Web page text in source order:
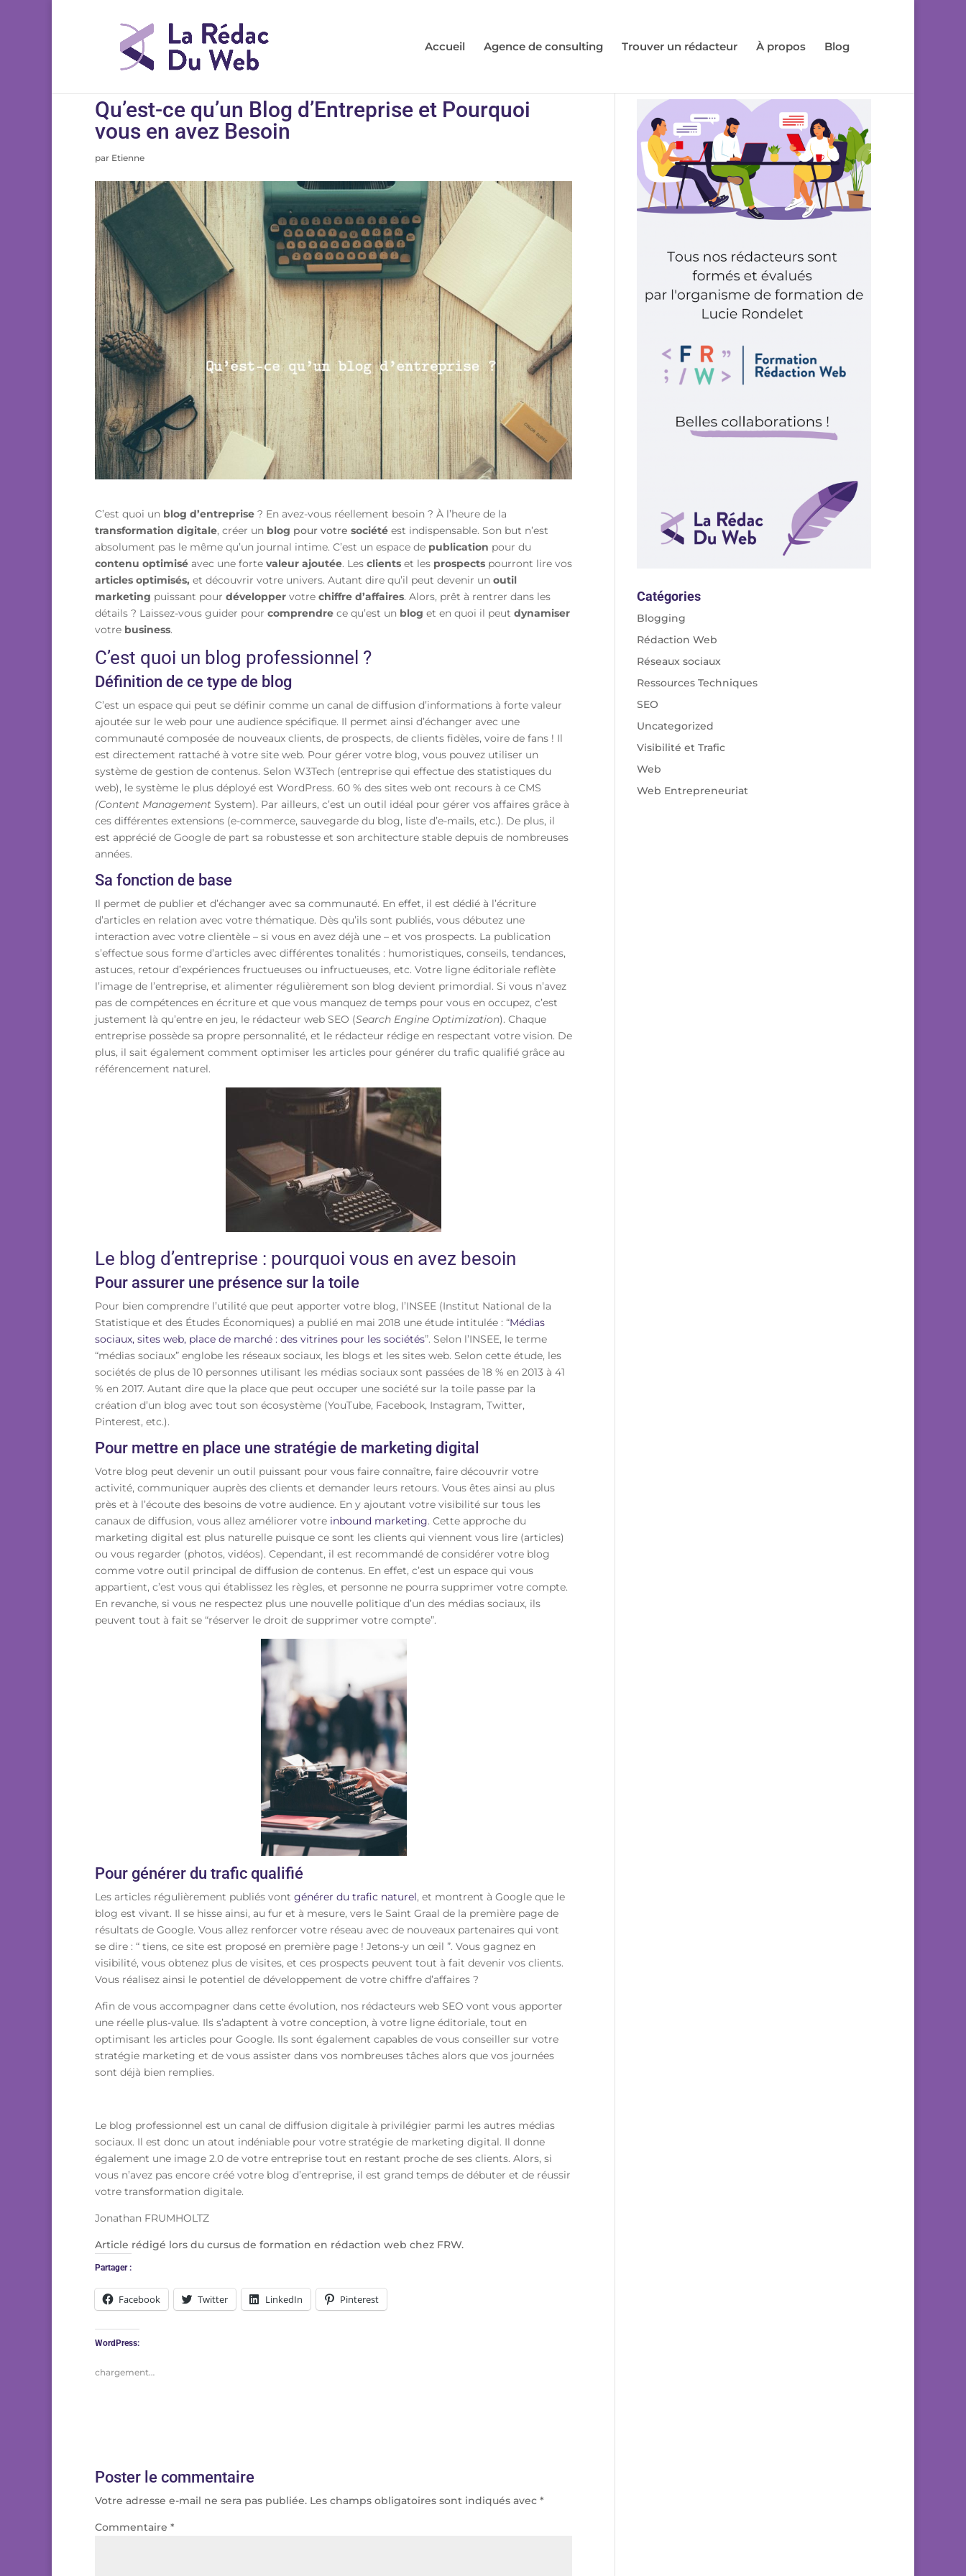
Accueil Agence de consulting Trouver un rédacteur À propos Blog
Qu’est-ce qu’un Blog d’Entreprise et Pourquoi
vous en avez Besoin
par Etienne
C’est quoi un blog d’entreprise ? En avez-vous réellement besoin ? À l’heure de la
transformation digitale, créer un blog pour votre société est indispensable. Son but n’est
absolument pas le même qu’un journal intime. C’est un espace de publication pour du
contenu optimisé avec une forte valeur ajoutée. Les clients et les prospects pourront lire vos
articles optimisés, et découvrir votre univers. Autant dire qu’il peut devenir un outil
marketing puissant pour développer votre chiffre d’affaires. Alors, prêt à rentrer dans les
détails ? Laissez-vous guider pour comprendre ce qu’est un blog et en quoi il peut dynamiser
votre business.
C’est quoi un blog professionnel ?
Définition de ce type de blog
C’est un espace qui peut se définir comme un canal de diffusion d’informations à forte valeur
ajoutée sur le web pour une audience spécifique. Il permet ainsi d’échanger avec une
communauté composée de nouveaux clients, de prospects, de clients fidèles, voire de fans ! Il
est directement rattaché à votre site web. Pour gérer votre blog, vous pouvez utiliser un
système de gestion de contenus. Selon W3Tech (entreprise qui effectue des statistiques du
web), le système le plus déployé est WordPress. 60 % des sites web ont recours à ce CMS
(Content Management System). Par ailleurs, c’est un outil idéal pour gérer vos affaires grâce à
ces différentes extensions (e-commerce, sauvegarde du blog, liste d’e-mails, etc.). De plus, il
est apprécié de Google de part sa robustesse et son architecture stable depuis de nombreuses
années.
Sa fonction de base
Il permet de publier et d’échanger avec sa communauté. En effet, il est dédié à l’écriture
d’articles en relation avec votre thématique. Dès qu’ils sont publiés, vous débutez une
interaction avec votre clientèle – si vous en avez déjà une – et vos prospects. La publication
s’effectue sous forme d’articles avec différentes tonalités : humoristiques, conseils, tendances,
astuces, retour d’expériences fructueuses ou infructueuses, etc. Votre ligne éditoriale reflète
l’image de l’entreprise, et alimenter régulièrement son blog devient primordial. Si vous n’avez
pas de compétences en écriture et que vous manquez de temps pour vous en occupez, c’est
justement là qu’entre en jeu, le rédacteur web SEO (Search Engine Optimization). Chaque
entreprise possède sa propre personnalité, et le rédacteur rédige en respectant votre vision. De
plus, il sait également comment optimiser les articles pour générer du trafic qualifié grâce au
référencement naturel.
Le blog d’entreprise : pourquoi vous en avez besoin
Pour assurer une présence sur la toile
Pour bien comprendre l’utilité que peut apporter votre blog, l’INSEE (Institut National de la
Statistique et des Études Économiques) a publié en mai 2018 une étude intitulée : “Médias
sociaux, sites web, place de marché : des vitrines pour les sociétés”. Selon l’INSEE, le terme
“médias sociaux” englobe les réseaux sociaux, les blogs et les sites web. Selon cette étude, les
sociétés de plus de 10 personnes utilisant les médias sociaux sont passées de 18 % en 2013 à 41
% en 2017. Autant dire que la place que peut occuper une société sur la toile passe par la
création d’un blog avec tout son écosystème (YouTube, Facebook, Instagram, Twitter,
Pinterest, etc.).
Pour mettre en place une stratégie de marketing digital
Votre blog peut devenir un outil puissant pour vous faire connaître, faire découvrir votre
activité, communiquer auprès des clients et demander leurs retours. Vous êtes ainsi au plus
près et à l’écoute des besoins de votre audience. En y ajoutant votre visibilité sur tous les
canaux de diffusion, vous allez améliorer votre inbound marketing. Cette approche du
marketing digital est plus naturelle puisque ce sont les clients qui viennent vous lire (articles)
ou vous regarder (photos, vidéos). Cependant, il est recommandé de considérer votre blog
comme votre outil principal de diffusion de contenus. En effet, c’est un espace qui vous
appartient, c’est vous qui établissez les règles, et personne ne pourra supprimer votre compte.
En revanche, si vous ne respectez plus une nouvelle politique d’un des médias sociaux, ils
peuvent tout à fait se “réserver le droit de supprimer votre compte”.
Pour générer du trafic qualifié
Les articles régulièrement publiés vont générer du trafic naturel, et montrent à Google que le
blog est vivant. Il se hisse ainsi, au fur et à mesure, vers le Saint Graal de la première page de
résultats de Google. Vous allez renforcer votre réseau avec de nouveaux partenaires qui vont
se dire : “ tiens, ce site est proposé en première page ! Jetons-y un œil ”. Vous gagnez en
visibilité, vous obtenez plus de visites, et ces prospects peuvent tout à fait devenir vos clients.
Vous réalisez ainsi le potentiel de développement de votre chiffre d’affaires ?
Afin de vous accompagner dans cette évolution, nos rédacteurs web SEO vont vous apporter
une réelle plus-value. Ils s’adaptent à votre conception, à votre ligne éditoriale, tout en
optimisant les articles pour Google. Ils sont également capables de vous conseiller sur votre
stratégie marketing et de vous assister dans vos nombreuses tâches alors que vos journées
sont déjà bien remplies.
Le blog professionnel est un canal de diffusion digitale à privilégier parmi les autres médias
sociaux. Il est donc un atout indéniable pour votre stratégie de marketing digital. Il donne
également une image 2.0 de votre entreprise tout en restant proche de ses clients. Alors, si
vous n’avez pas encore créé votre blog d’entreprise, il est grand temps de débuter et de réussir
votre transformation digitale.
Jonathan FRUMHOLTZ
Article rédigé lors du cursus de formation en rédaction web chez FRW.
Partager :
Facebook Twitter LinkedIn Pinterest
WordPress:
chargement…
Poster le commentaire
Votre adresse e-mail ne sera pas publiée. Les champs obligatoires sont indiqués avec *
Commentaire *
Catégories
Blogging
Rédaction Web
Réseaux sociaux
Ressources Techniques
SEO
Uncategorized
Visibilité et Trafic
Web
Web Entrepreneuriat